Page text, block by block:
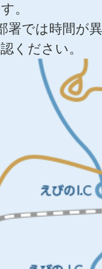
。
署では時間が
ください。